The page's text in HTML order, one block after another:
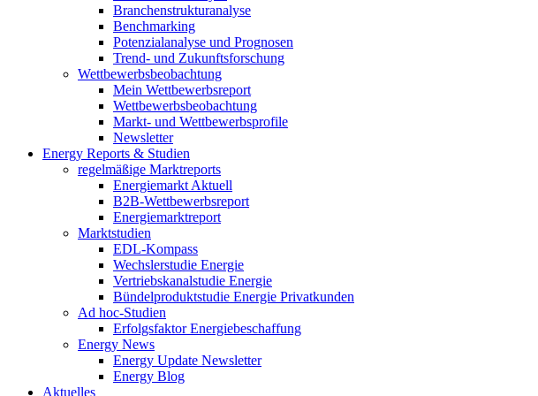
Branchenstrukturanalyse
Benchmarking
Potenzialanalyse und Prognosen
Trend- und Zukunftsforschung
Wettbewerbs­beobachtung
Mein Wettbewerbsreport
Wettbewerbsbeobachtung
Markt- und Wettbewerbsprofile
Newsletter
Energy Reports & Studien
regelmäßige Marktreports
Energiemarkt Aktuell
B2B-Wettbewerbsreport
Energiemarktreport
Marktstudien
EDL-Kompass
Wechslerstudie Energie
Vertriebskanalstudie Energie
Bündelproduktstudie Energie Privatkunden
Ad hoc-Studien
Erfolgsfaktor Energiebeschaffung
Energy News
Energy Update Newsletter
Energy Blog
Aktuelles